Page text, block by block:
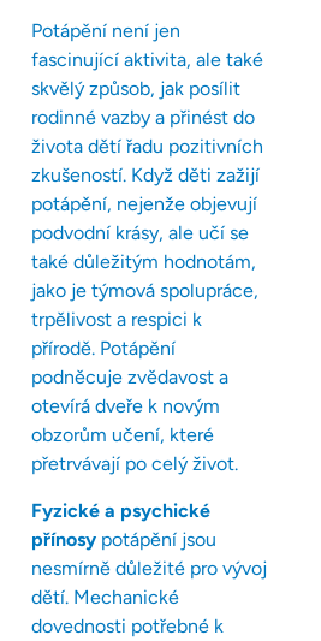
Potápění není jen
fascinující aktivita, ale také
skvělý způsob, jak posílit
rodinné vazby a přinést do
života dětí řadu pozitivních
zkušeností. Když děti zažijí
potápění, nejenže objevují
podvodní krásy, ale učí se
také důležitým hodnotám,
jako je týmová spolupráce,
trpělivost a respici k
přírodě. Potápění
podněcuje zvědavost a
otevírá dveře k novým
obzorům učení, které
přetrvávají po celý život.
Fyzické a psychické
přínosy potápění jsou
nesmírně důležité pro vývoj
dětí. Mechanické
dovednosti potřebné k